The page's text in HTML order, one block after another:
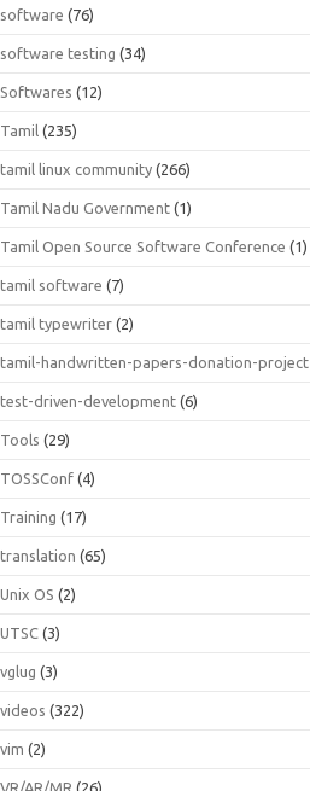
software (76)
software testing (34)
Softwares (12)
Tamil (235)
tamil linux community (266)
Tamil Nadu Government (1)
Tamil Open Source Software Conference (1)
tamil software (7)
tamil typewriter (2)
tamil-handwritten-papers-donation-project
test-driven-development (6)
Tools (29)
TOSSConf (4)
Training (17)
translation (65)
Unix OS (2)
UTSC (3)
vglug (3)
videos (322)
vim (2)
VR/AR/MR (26)